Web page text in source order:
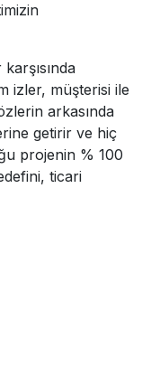
izler, müşterisi ile
arkasında
getirir ve hiç
projenin % 100
ticari